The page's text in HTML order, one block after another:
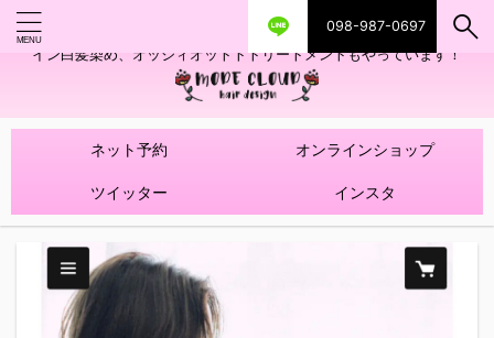
098-987-0697
艶ツヤヘアカラー！髪質改善トリートメントやハイライトを使ったデザ
イン白髪染め、オッジィオットトトリートメントもやっています！
ネット予約 オンラインショップ
ツイッター インスタ